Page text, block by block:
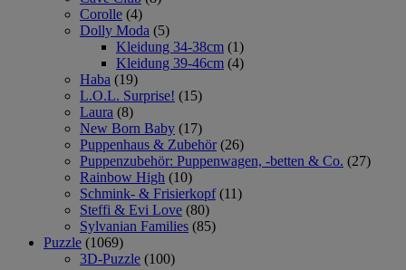
Corolle (4)
Dolly Moda (5)
Kleidung 34-38cm (1)
Kleidung 39-46cm (4)
Haba (19)
L.O.L. Surprise! (15)
Laura (8)
New Born Baby (17)
Puppenhaus & Zubehör (26)
Puppenzubehör: Puppenwagen, -betten & Co. (27)
Rainbow High (10)
Schmink- & Frisierkopf (11)
Steffi & Evi Love (80)
Sylvanian Families (85)
Puzzle (1069)
3D-Puzzle (100)